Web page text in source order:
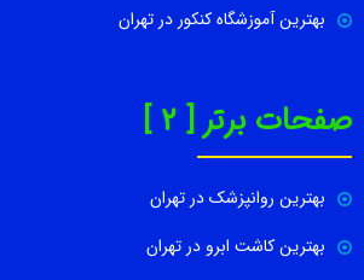
بهترین آموزشگاه کنکور در تهران
صفحات برتر [ 2 ]
بهترین روانپزشک در تهران
بهترین کاشت ابرو در تهران